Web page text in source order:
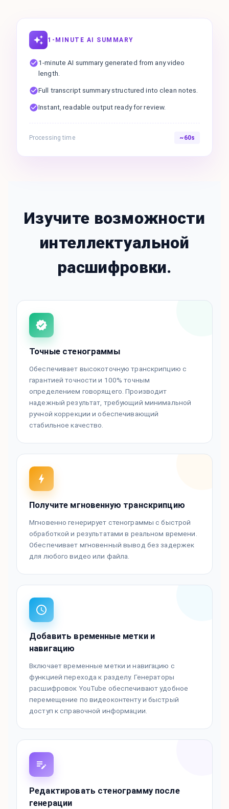
1-MINUTE AI SUMMARY
1-minute AI summary generated from any video
length.
Full transcript summary structured into clean notes.
Instant, readable output ready for review.
Processing time ~60s
Изучите возможности
интеллектуальной
расшифровки.
Точные стенограммы
Обеспечивает высокоточную транскрипцию с
гарантией точности и 100% точным
определением говорящего. Производит
надежный результат, требующий минимальной
ручной коррекции и обеспечивающий
стабильное качество.
Получите мгновенную транскрипцию
Мгновенно генерирует стенограммы с быстрой
обработкой и результатами в реальном времени.
Обеспечивает мгновенный вывод без задержек
для любого видео или файла.
Добавить временные метки и
навигацию
Включает временные метки и навигацию с
функцией перехода к разделу. Генераторы
расшифровок YouTube обеспечивают удобное
перемещение по видеоконтенту и быстрый
доступ к справочной информации.
Редактировать стенограмму после
генерации